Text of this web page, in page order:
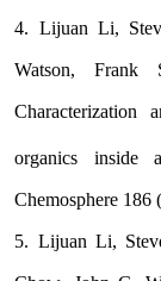
4. Lijuan Li,
Watson,
Characterization
organics inside
Chemosphere 186
5. Lijuan Li,